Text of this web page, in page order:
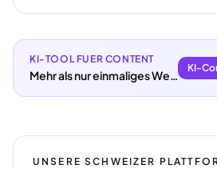
KI-TOOL FUER CONTENT
Mehr als nur einmaliges Webdesign.
KI-
UNSERE SCHWEIZER